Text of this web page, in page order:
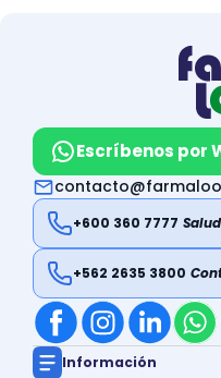
Escríbenos por
+600 360 7777
+562 2635 3800
Información